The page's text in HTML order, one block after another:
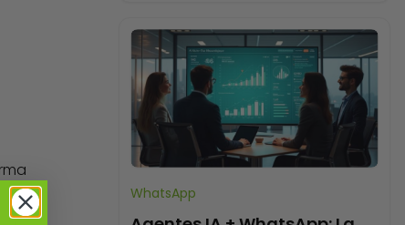
silbato. La pregunta no es si tus
clientes van a estar en
WhatsApp